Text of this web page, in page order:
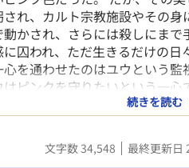
され、カルト宗教施設やその身
動かされ、さらには殺しにま
に囚われ、ただ生きるだけの日
心を通わせたのはユウという
はピンクを守りたいという一
った。冷たい日々の中彼らの絆は
中、ピンクと同名の詳細不明
施設と裏組織が対立し、その混乱
がない状況からの逃避行を試み
続きを読む
文字数 34,548 最終更新日